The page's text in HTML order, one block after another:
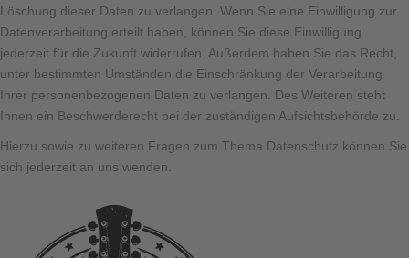
Löschung dieser Daten zu verlangen. Wenn Sie eine Einwilligung zur
Datenverarbeitung erteilt haben, können Sie diese Einwilligung
jederzeit für die Zukunft widerrufen. Außerdem haben Sie das Recht,
unter bestimmten Umständen die Einschränkung der Verarbeitung
Ihrer personenbezogenen Daten zu verlangen. Des Weiteren steht
Ihnen ein Beschwerderecht bei der zuständigen Aufsichtsbehörde zu.
Hierzu sowie zu weiteren Fragen zum Thema Datenschutz können Sie
sich jederzeit an uns wenden.